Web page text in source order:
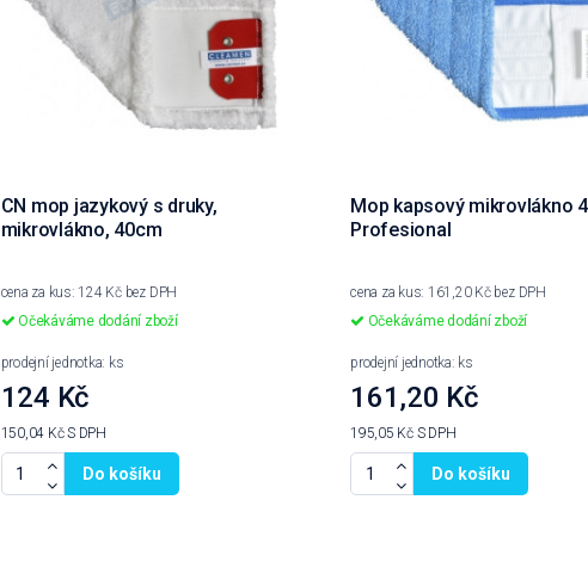
CN mop jazykový s druky,
mikrovlákno, 40cm
cena za kus: 124 Kč bez DPH
Očekáváme dodání zboží
prodejní jednotka: ks
124 Kč
150,04 KčS DPH
Do košíku
Mop kapsový mikrovlákno
Profesional
cena za kus: 161,20 Kč bez DPH
Očekáváme dodání zboží
prodejní jednotka: ks
161,20 Kč
195,05 Kč S DPH
Do košíku